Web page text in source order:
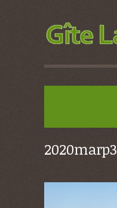
2020marp3